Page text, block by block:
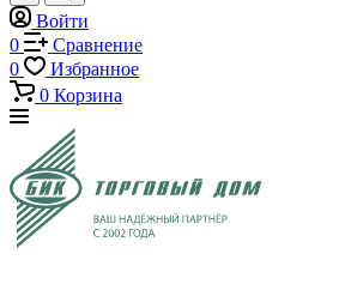
Войти
0
Сравнение
0
Избранное
0 Корзина